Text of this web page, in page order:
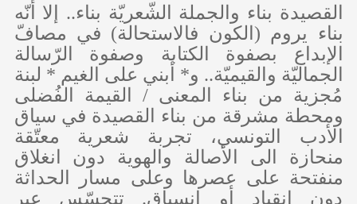
القصيدة بناء والجملة الشّعريّة بناء.. إلا أنّه
بناء يروم (الكون فالاستحالة) في مصافّ
الإبداع بصفوة الكتابة وصفوة الرّسالة
الجماليّة والقيميّة.. و* أبني على الغيم * لبنة
مُجزية من بناء المعنى / القيمة الفُضلى
ومحطة مشرقة من بناء القصيدة في سياق
الأدب التونسي، تجربة شعرية معتّقة
منحازة الى الأصالة والهوية دون انغلاق
منفتحة على عصرها وعلى مسار الحداثة
دون انقياد أو انسياق. تتحسّس عبر